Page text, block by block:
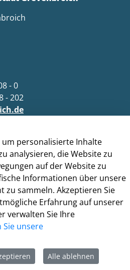
- 0
- 202
Uhr
- 17.00 Uhr
um personalisierte Inhalte
analysieren, die Website zu
auf der Website zu
Informationen über unsere
zu sammeln. Akzeptieren Sie
Erfahrung auf unserer
verwalten Sie Ihre
Sie unsere
Alle ablehnen